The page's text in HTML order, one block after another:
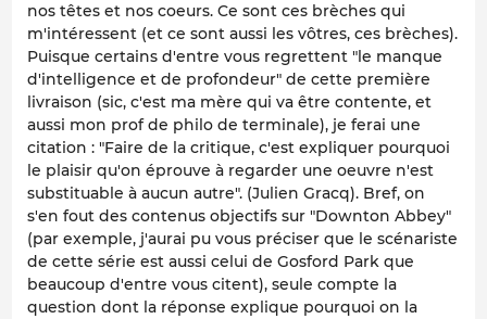
nos têtes et nos coeurs. Ce sont ces brèches qui
m'intéressent (et ce sont aussi les vôtres, ces brèches).
Puisque certains d'entre vous regrettent "le manque
d'intelligence et de profondeur" de cette première
livraison (sic, c'est ma mère qui va être contente, et
aussi mon prof de philo de terminale), je ferai une
citation : "Faire de la critique, c'est expliquer pourquoi
le plaisir qu'on éprouve à regarder une oeuvre n'est
substituable à aucun autre". (Julien Gracq). Bref, on
s'en fout des contenus objectifs sur "Downton Abbey"
(par exemple, j'aurai pu vous préciser que le scénariste
de cette série est aussi celui de Gosford Park que
beaucoup d'entre vous citent), seule compte la
question dont la réponse explique pourquoi on la